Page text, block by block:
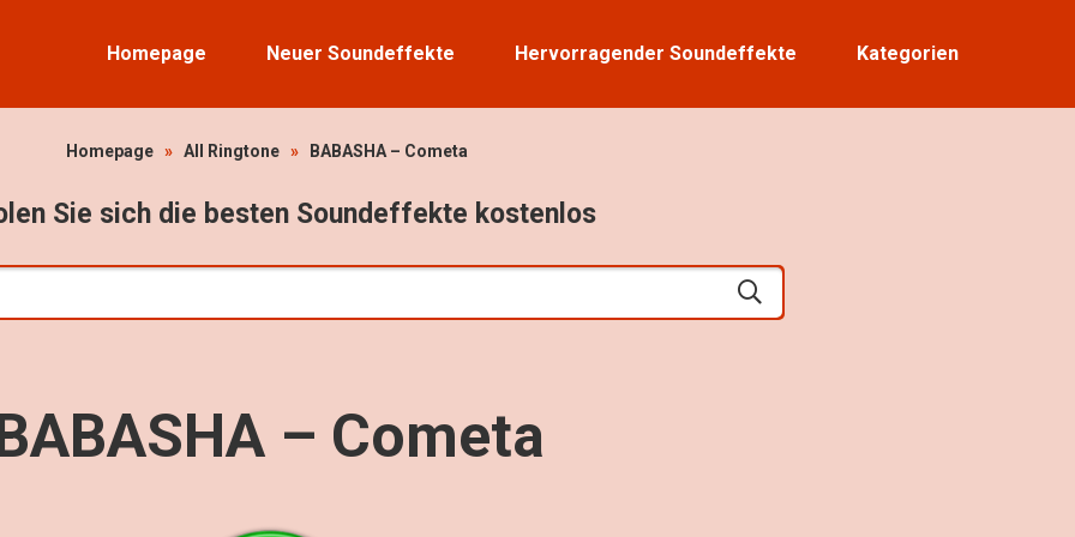
Homepage Neuer Soundeffekte Hervorragender Soundeffekte Kategorien
Homepage » All Ringtone » BABASHA – Cometa
Sie sich die besten Soundeffekte kostenlos
– Cometa